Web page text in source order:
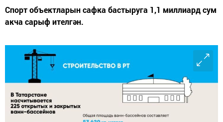
Спорт объектларын сафка бастыруга 1,1 миллиард сум
акча сарыф ителгән.